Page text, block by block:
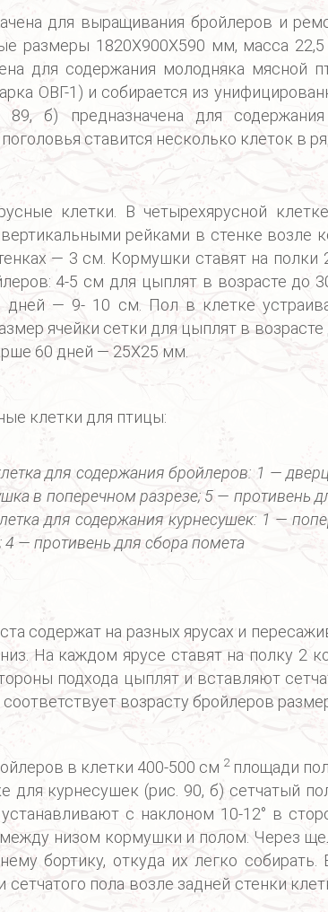
для выращивания бройлеров и
размеры 1820X900X590 мм, масса
для содержания молодняка мясной
ОВГ-1) и собирается из
б) предназначена для
ставится несколько клеток в
клетки. В четырехярусной
рейками в стенке возле
— 3 см. Кормушки ставят на полки
4-5 см для цыплят в возрасте до
дней — 9- 10 см. Пол в клетке
ячейки сетки для цыплят в
60 дней — 25X25 мм.
клетки для птицы:
для содержания бройлеров: 1 —
в поперечном разрезе; 5 — противень
для содержания курнесушек: 1 —
4 — противень для сбора помета
содержат на разных ярусах и
На каждом ярусе ставят на полку 2
подхода цыплят и вставляют
возрасту бройлеров
в клетки 400-500 см 2площади
для курнесушек (рис. 90, б) сетчатый
с наклоном 10-12° в
низом кормушки и полом. Через
бортику, откуда их легко
сетчатого пола возле задней стенки